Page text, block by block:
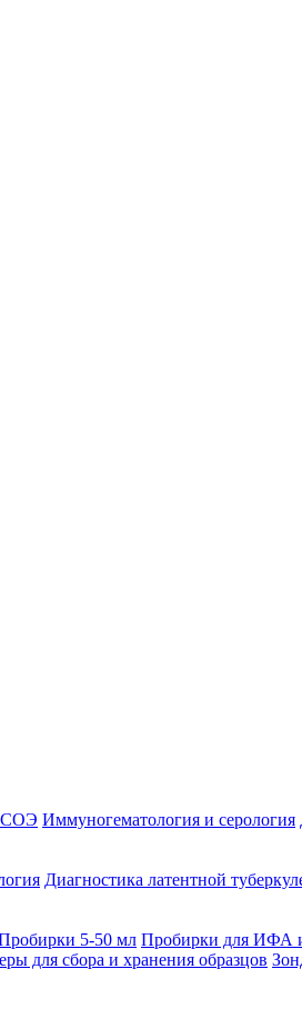
СОЭ Иммуногематология и серология
Диагностика латентной
5-50 мл Пробирки для ИФА и
для сбора и хранения образцов